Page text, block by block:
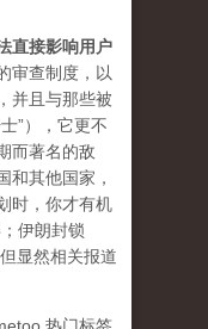
直接影响用户
审查制度，以
并且与那些被
”），它更不
而著名的敌
和其他国家，
时，你才有机
伊朗封锁
显然相关报道